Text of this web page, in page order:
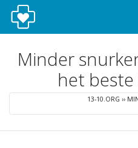
Minder
het
13-10.ORG ››